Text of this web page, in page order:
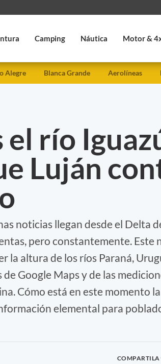
Camping Náutica Motor &
Alegre Blanca Grande Aerolíneas
río
Luján
noticias llegan desde el Delta
pero constantemente. Este
la altura de los ríos Paraná,
Google Maps y de las
Cómo está en este momento
elemental para
COMPARTILA